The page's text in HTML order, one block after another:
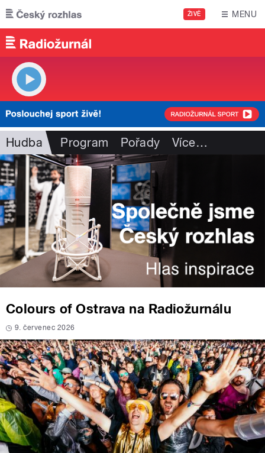
Přejít k hlavnímu obsahu
ŽIVĚ MENU
Hudba Program Pořady Více…
Colours of Ostrava na Radiožurnálu
9. červenec 2026